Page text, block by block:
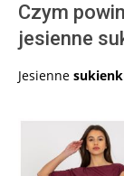
Czym
jesienne
Jesienne